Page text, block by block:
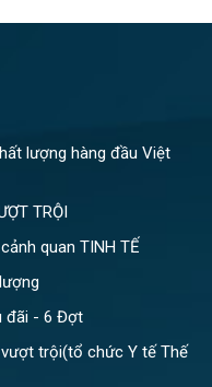
lượng hàng đầu Việt
TRỘI
quan TINH TẾ
đãi - 6 Đợt
vượt trội(tổ chức Y tế Thế